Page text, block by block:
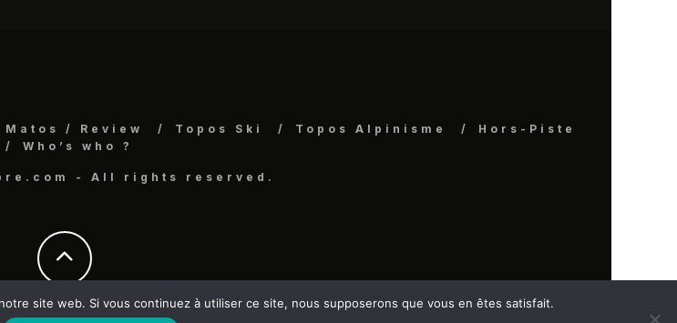
Matos / Review Topos Ski Topos Alpinisme
Hors-Piste
Who’s who ?
- All rights reserved.
site web. Si vous continuez à utiliser ce site, nous supposerons que vous en êtes satisfait.